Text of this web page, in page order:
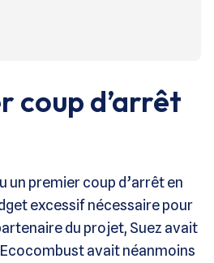
coup d’arrêt
un premier coup d’arrêt en
excessif nécessaire pour
du projet, Suez avait
avait néanmoins